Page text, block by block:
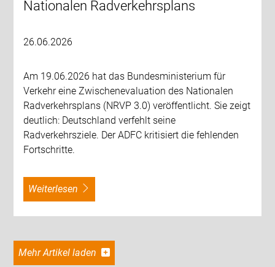
Nationalen Radverkehrsplans
26.06.2026
Am 19.06.2026 hat das Bundesministerium für
Verkehr eine Zwischenevaluation des Nationalen
Radverkehrsplans (NRVP 3.0) veröffentlicht. Sie zeigt
deutlich: Deutschland verfehlt seine
Radverkehrsziele. Der ADFC kritisiert die fehlenden
Fortschritte.
weiterlesen
Mehr Artikel laden